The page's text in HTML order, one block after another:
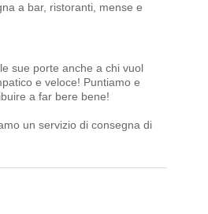
a bar, ristoranti, mense e
sue porte anche a chi vuol
e veloce! Puntiamo e
a far bere bene!
un servizio di consegna di